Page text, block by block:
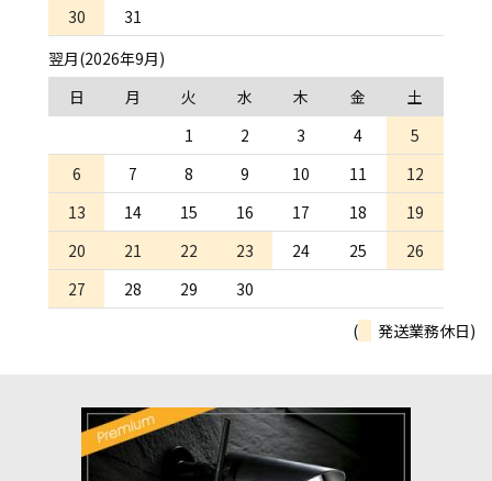
30
31
翌月(2026年9月)
日
月 火 水 木 金
土
1
2 3 4
5
6
7 8 9 10 11
12
13
14 15 16 17 18
19
20
21 22 23 24 25
26
27
28 29
30
(
発送業務休日)